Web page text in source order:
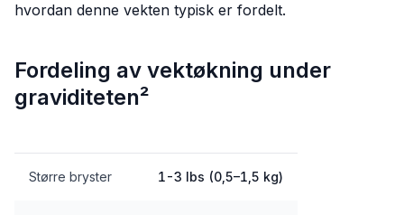
hvordan denne vekten typisk er fordelt.
Fordeling av vektøkning under
graviditeten²
Større bryster 1-3 lbs (0,5–1,5 kg)